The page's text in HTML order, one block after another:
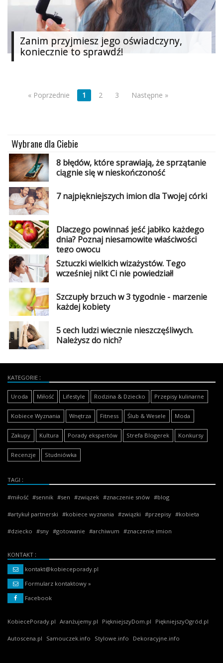
Zanim przyjmiesz jego oświadczyny,
koniecznie to sprawdź!
« Poprzednie 1 2 3 Następne »
Wybrane dla Ciebie
8 błędów, które sprawiają, że sprzątanie
ciągnie się w nieskończoność
7 najpiękniejszych imion dla Twojej córki
Dlaczego powinnaś jeść jabłko każdego
dnia? Poznaj niesamowite właściwości
tego owocu
Sztuczki wielkich wizażystów. Tego
wcześniej nikt Ci nie powiedział!
Szczupły brzuch w 3 tygodnie - marzenie
każdej kobiety
5 cech ludzi wiecznie nieszczęśliwych.
Należysz do nich?
KATEGORIE
Uroda Miłość Lifestyle Rodzina & Dziecko Przepisy kulinarne
Kobiece Wyznania Wnętrza Fitness Ślub & Wesele Moda
Zakupy Kultura Porady ekspertów Strefa Blogerek Konkursy
Recenzje Studniówka
TAGI
miłość sennik sen związek znaczenie snów blog
artykuł partnerski kobiece wyznania związki przepisy kobieta
dziecko sny gotowanie archiwum znaczenie imion
KONTAKT
kontakt@kobieceporady.pl
Formularz kontaktowy »
Facebook
KobiecePorady.pl Aranżujemy.pl PiękniejszyDom.pl PiękniejszyOgród.pl
Autoscena.pl Samouczek.info Stylowe.info Dekoracyjne.info